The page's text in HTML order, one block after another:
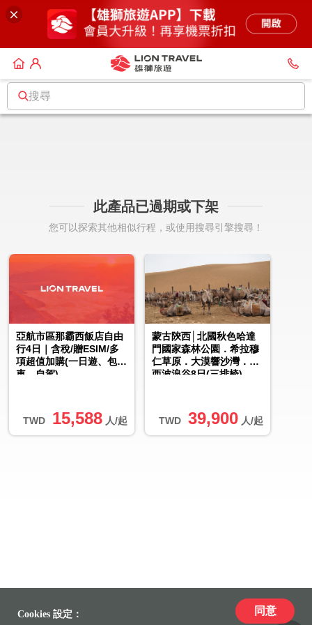
搜尋
此產品已過期或下架
您可以探索其他相似行程，或使用搜尋引擎搜尋！
TWD 15,588 人/起
亞航市區那霸西飯店自由
行4日｜含稅/贈ESIM/多
項超值加購(一日遊、包
車、自駕)
TWD 39,900 人/起
蒙古陝西│北國秋色哈達
門國家森林公園．希拉穆
仁草原．大漠響沙灣．陝
西波浪谷8日(三排椅)
Cookies 設定： 同意